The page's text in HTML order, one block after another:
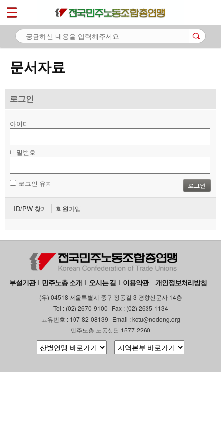
문서자료
로그인
아이디
비밀번호
로그인 유지 로그인
ID/PW 찾기 회원가입
부설기관 민주노총 소개 오시는 길 이용약관 개인정보처리방침
(우) 04518 서울특별시 중구 정동길 3 경향신문사 14층
Tel : (02) 2670-9100 | Fax : (02) 2635-1134
고유번호 : 107-82-08139 | Email : kctu@nodong.org
민주노총 노동상담 1577-2260
마이페이지
소개
노동상담
자료
- 미디어자료
- 카드뉴스
부설기관